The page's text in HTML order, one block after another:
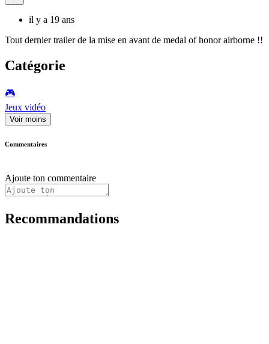
il y a 19 ans
Tout dernier trailer de la mise en avant de medal of honor airborne !!
Catégorie
🎮️
Jeux vidéo
Voir moins
Commentaires
Ajoute ton commentaire
Recommandations